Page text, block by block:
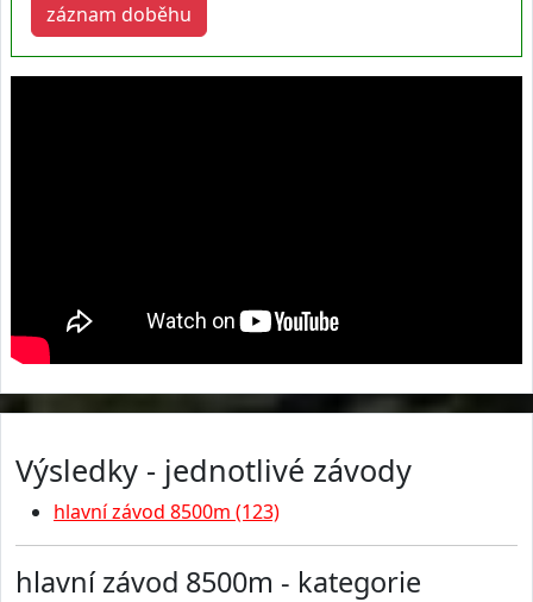
záznam doběhu
Výsledky - jednotlivé závody
hlavní závod 8500m (123)
hlavní závod 8500m - kategorie